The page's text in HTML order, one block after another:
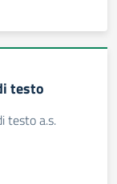
testo
testo a.s.